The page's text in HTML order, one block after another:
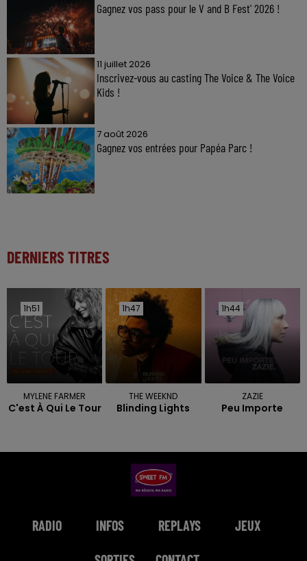
Gagnez vos pass pour le V and B Fest' 2026 !
11 juillet 2026
Inscrivez-vous au casting The Voice & The Voice
Kids !
7 août 2026
Gagnez vos entrées pour Papéa Parc !
DERNIERS TITRES
1h51
1h51
MYLENE FARMER
C'est À Qui Le Tour
1h47
1h47
THE WEEKND
Blinding Lights
1h44
1h44
ZAZIE
Peu Importe
RADIO INFOS REPLAYS JEUX